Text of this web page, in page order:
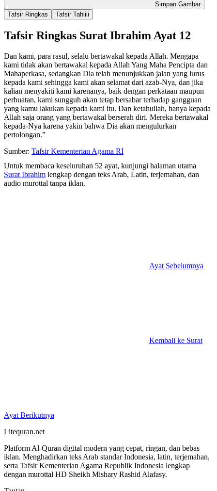
Simpan Gambar
Tafsir Ringkas
Tafsir Tahlili
Tafsir Ringkas Surat Ibrahim Ayat 12
Dan kami, para rasul, selalu bertawakal kepada Allah. Mengapa
kami tidak akan bertawakal kepada Allah Yang Maha Pencipta dan
Mahaperkasa, sedangkan Dia telah menunjukkan jalan yang lurus
kepada kami sehingga kami akan selamat dari azab-Nya, dan jika
kalian menyakiti kami karenanya, baik dengan perkataan maupun
perbuatan, kami sungguh akan tetap bersabar terhadap gangguan
yang kamu lakukan kepada kami itu. Dan ketahuilah, hanya kepada
Allah saja orang yang bertawakal berserah diri. Mereka bertawakal
kepada-Nya karena yakin bahwa Dia akan mengulurkan
pertolongan.”
Sumber: Tafsir Kementerian Agama RI
Untuk membaca keseluruhan 52 ayat, kunjungi halaman utama
Surat Ibrahim lengkap dengan teks Arab, Latin, terjemahan, dan
audio murottal tanpa iklan.
Ayat Sebelumnya
Kembali ke Surat
Ayat Berikutnya
Litequran.net
Platform Al-Quran digital modern yang cepat, ringan, dan bebas
iklan. Menghadirkan teks Arab standar Indonesia, latin, terjemahan,
serta Tafsir Kementerian Agama Republik Indonesia lengkap
dengan murottal HD Sheikh Mishary Rashid Alafasy.